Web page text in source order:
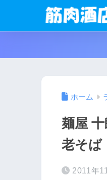
ホーム
麺屋
老そば
2011年